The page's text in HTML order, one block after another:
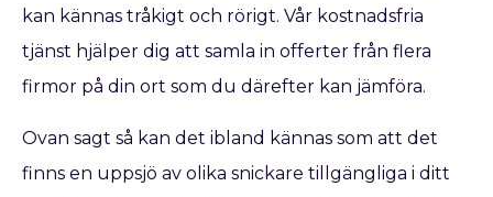
kan kännas tråkigt och rörigt. Vår kostnadsfria
tjänst hjälper dig att samla in offerter från flera
firmor på din ort som du därefter kan jämföra.
Ovan sagt så kan det ibland kännas som att det
finns en uppsjö av olika snickare tillgängliga i ditt